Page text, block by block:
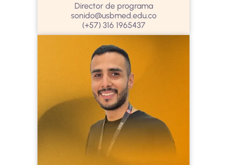
Director de programa
sonido@usbmed.edu.co
(+57) 316 1965437